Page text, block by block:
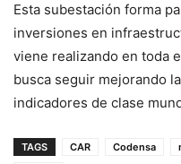
Esta subestación forma
inversiones en
viene realizando en toda
busca seguir mejorando
indicadores de clase
TAGS CAR Codensa